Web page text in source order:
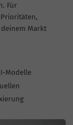
Für
Markt
Modelle